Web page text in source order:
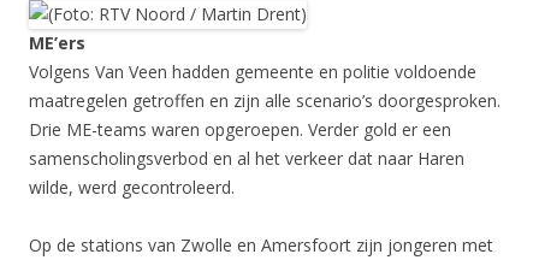
ME’ers
Volgens Van Veen hadden gemeente en politie voldoende
maatregelen getroffen en zijn alle scenario’s doorgesproken.
Drie ME-teams waren opgeroepen. Verder gold er een
samenscholingsverbod en al het verkeer dat naar Haren
wilde, werd gecontroleerd.
Op de stations van Zwolle en Amersfoort zijn jongeren met